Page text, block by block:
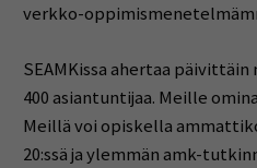
verkko-
SEAMKissa ahertaa päivittäin
400 asiantuntijaa. Meille
Meillä voi opiskella
20:ssä ja ylemmän amk-